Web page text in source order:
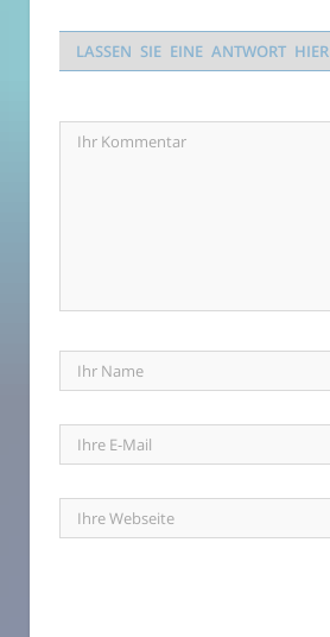
LASSEN SIE EINE ANTWORT HIER